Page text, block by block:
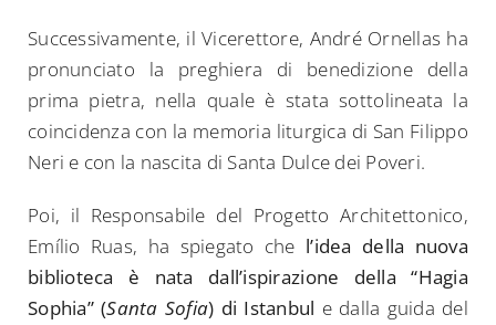
Successivamente, il Vicerettore, André Ornellas ha
pronunciato la preghiera di benedizione della
prima pietra, nella quale è stata sottolineata la
coincidenza con la memoria liturgica di San Filippo
Neri e con la nascita di Santa Dulce dei Poveri.
Poi, il Responsabile del Progetto Architettonico,
Emílio Ruas, ha spiegato che l’idea della nuova
biblioteca è nata dall’ispirazione della “Hagia
Sophia” (Santa Sofia) di Istanbul e dalla guida del